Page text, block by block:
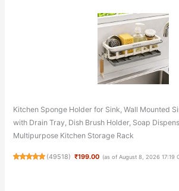
Kitchen Sponge Holder for Sink, Wall Mounted
with Drain Tray, Dish Brush Holder, Soap
Multipurpose Kitchen Storage Rack
(49518) ₹199.00 (as of August 8, 2026 17:19